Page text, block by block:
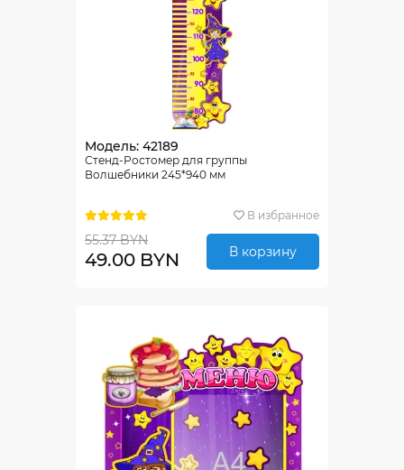
Модель: 42189
Стенд-Ростомер для группы
Волшебники 245*940 мм
В избранное
55.37 BYN
49.00 BYN В корзину